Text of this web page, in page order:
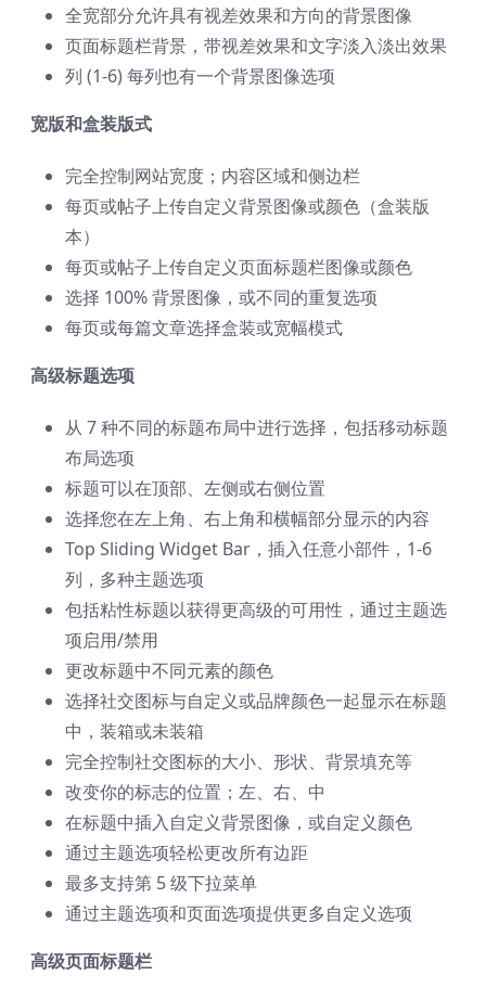
全宽部分允许具有视差效果和方向的背景图像
页面标题栏背景，带视差效果和文字淡入淡出效果
列 (1-6) 每列也有一个背景图像选项
宽版和盒装版式
完全控制网站宽度；内容区域和侧边栏
每页或帖子上传自定义背景图像或颜色（盒装版
本）
每页或帖子上传自定义页面标题栏图像或颜色
选择 100% 背景图像，或不同的重复选项
每页或每篇文章选择盒装或宽幅模式
高级标题选项
从 7 种不同的标题布局中进行选择，包括移动标题
布局选项
标题可以在顶部、左侧或右侧位置
选择您在左上角、右上角和横幅部分显示的内容
Top Sliding Widget Bar，插入任意小部件，1-6
列，多种主题选项
包括粘性标题以获得更高级的可用性，通过主题选
项启用/禁用
更改标题中不同元素的颜色
选择社交图标与自定义或品牌颜色一起显示在标题
中，装箱或未装箱
完全控制社交图标的大小、形状、背景填充等
改变你的标志的位置；左、右、中
在标题中插入自定义背景图像，或自定义颜色
通过主题选项轻松更改所有边距
最多支持第 5 级下拉菜单
通过主题选项和页面选项提供更多自定义选项
高级页面标题栏